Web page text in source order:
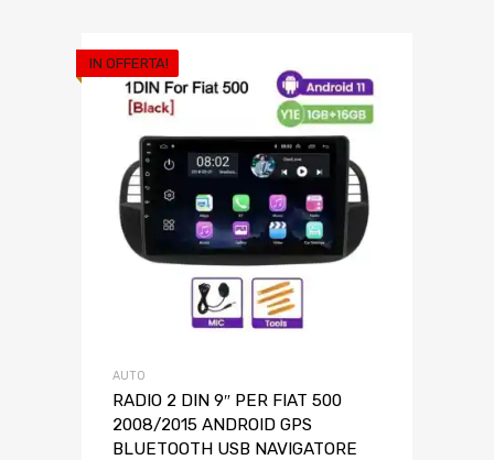
IN OFFERTA!
AUTO
RADIO 2 DIN 9″ PER FIAT 500
2008/2015 ANDROID GPS
BLUETOOTH USB NAVIGATORE